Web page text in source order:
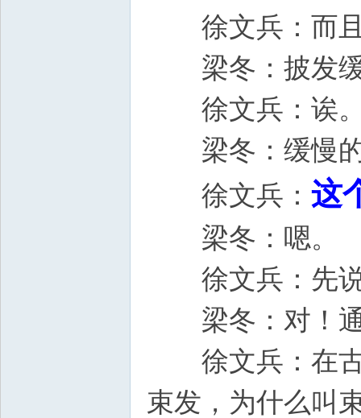
徐文兵：
梁冬：披
徐文兵：诶
梁冬：缓慢的“
徐文兵： 这
梁冬：嗯。
徐文兵：先说
梁冬：对！通
徐文兵：在古
束发，为什么叫